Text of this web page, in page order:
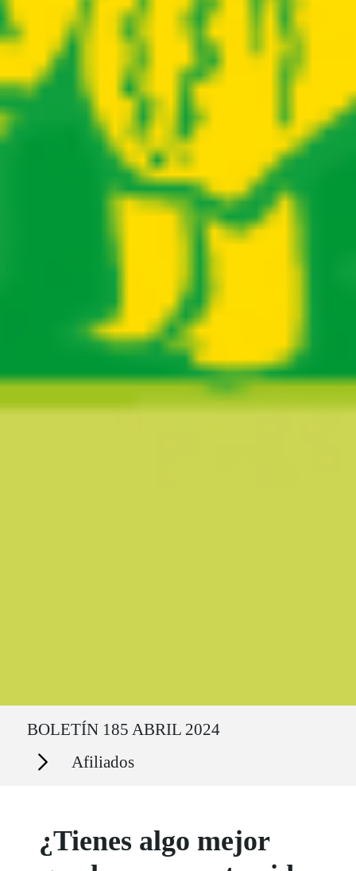
BOLETÍN 185 ABRIL 2024
Secciones Afiliados
¿Tienes algo mejor